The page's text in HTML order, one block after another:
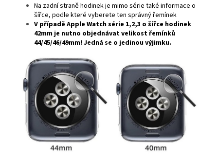
Na zadní straně hodinek je mimo série také informace o
šířce, podle které vyberete ten správný řemínek
V případě Apple Watch série 1,2,3 o šířce hodinek
42mm je nutno objednávat velikost řemínků
44/45/46/49mm! Jedná se o jedinou výjimku.